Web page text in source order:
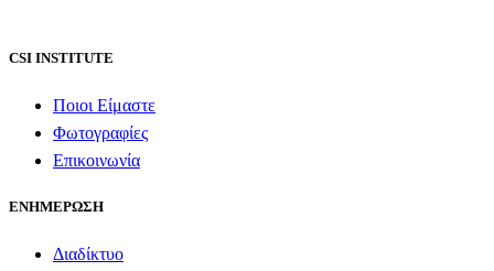
CSI INSTITUTE
Ποιοι Είμαστε
Φωτογραφίες
Επικοινωνία
ΕΝΗΜΕΡΩΣΗ
Διαδίκτυο